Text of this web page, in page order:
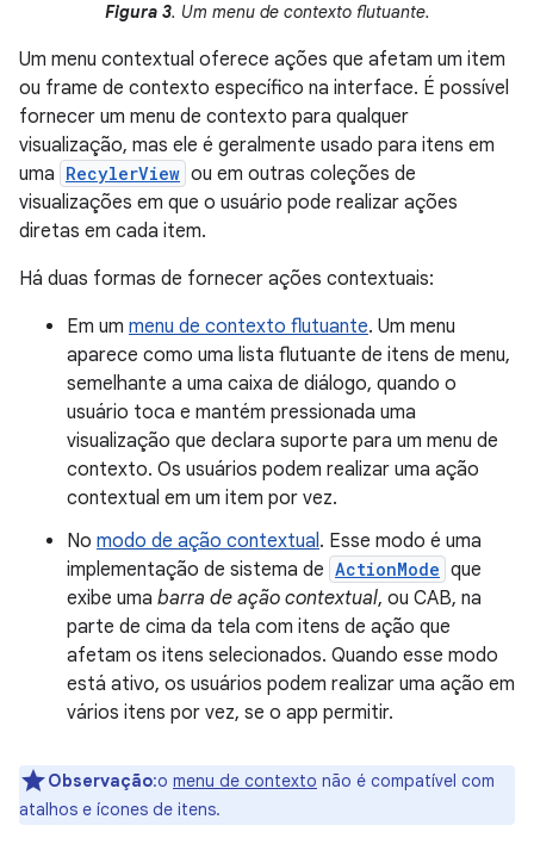
Figura 3. Um menu de contexto flutuante.
Um menu contextual oferece ações que afetam um item
ou frame de contexto específico na interface. É possível
fornecer um menu de contexto para qualquer
visualização, mas ele é geralmente usado para itens em
uma RecylerView ou em outras coleções de
visualizações em que o usuário pode realizar ações
diretas em cada item.
Há duas formas de fornecer ações contextuais:
Em um menu de contexto flutuante. Um menu
aparece como uma lista flutuante de itens de menu,
semelhante a uma caixa de diálogo, quando o
usuário toca e mantém pressionada uma
visualização que declara suporte para um menu de
contexto. Os usuários podem realizar uma ação
contextual em um item por vez.
No modo de ação contextual. Esse modo é uma
implementação de sistema de ActionMode que
exibe uma barra de ação contextual, ou CAB, na
parte de cima da tela com itens de ação que
afetam os itens selecionados. Quando esse modo
está ativo, os usuários podem realizar uma ação em
vários itens por vez, se o app permitir.
Observação:o menu de contexto não é compatível com
atalhos e ícones de itens.